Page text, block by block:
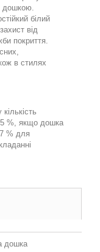
дошкою.
білий
від
покриття.
в стилях
5 %, якщо дошка
% для
дошка